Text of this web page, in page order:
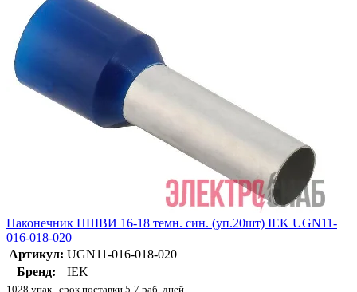
Наконечник НШВИ 16-18 темн. син. (уп.20шт) IEK UGN11-
016-018-020
Артикул: UGN11-016-018-020
Бренд:
IEK
1028 упак., срок поставки 5-7 раб. дней